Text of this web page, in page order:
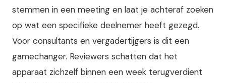
stemmen in een meeting en laat je achteraf zoeken
op wat een specifieke deelnemer heeft gezegd.
Voor consultants en vergadertijgers is dit een
gamechanger. Reviewers schatten dat het
apparaat zichzelf binnen een week terugverdient